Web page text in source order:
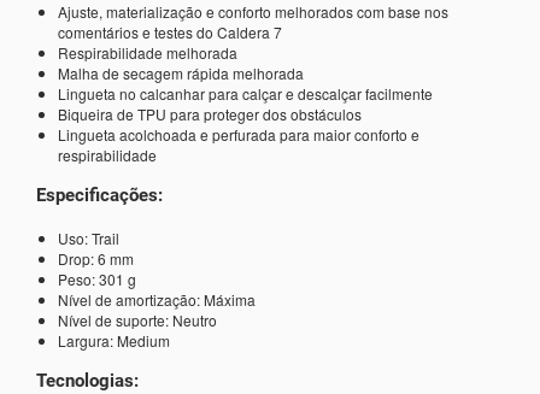
Ajuste, materialização e conforto melhorados com base nos
comentários e testes do Caldera 7
Respirabilidade melhorada
Malha de secagem rápida melhorada
Lingueta no calcanhar para calçar e descalçar facilmente
Biqueira de TPU para proteger dos obstáculos
Lingueta acolchoada e perfurada para maior conforto e
respirabilidade
Especificações:
Uso: Trail
Drop: 6 mm
Peso: 301 g
Nível de amortização: Máxima
Nível de suporte: Neutro
Largura: Medium
Tecnologias: